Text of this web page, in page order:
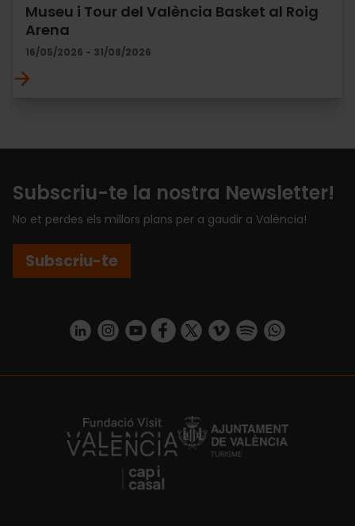
Museu i Tour del València Basket al Roig
Arena
16/05/2026 - 31/08/2026
Subscriu-te la nostra Newsletter!
No et perdes els millors plans per a gaudir a València!
Subscriu-te
https://www.linkedin.com/company/turismo-valencia/mycompany/
https://www.instagram.com/visit_valencia/
https://www.youtube.com/user/
https://www.facebook.com/
https://twitter.com/
https://vimeo.com/
https://https://api.whatsapp.com/
https://fundacion.visitvalencia.com/